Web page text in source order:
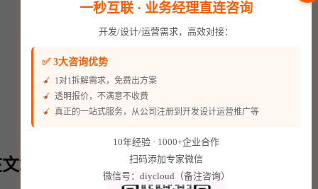
章内⬇️
一秒互联 · 业务经理直连咨询
开发/设计/运营需求，高效对接：
✅ 3大咨询优势
1对1拆解需求，免费出方案
透明报价，不满意不收费
真正的一站式服务，从公司注册到开发设计运营推广等
10年经验 · 1000+企业合作
扫码添加专家微信
微信号：diycloud（备注咨询）